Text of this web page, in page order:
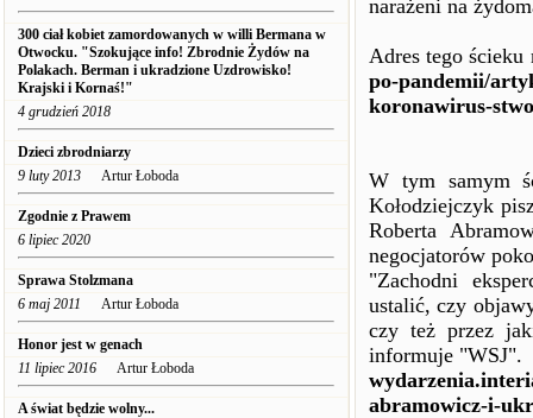
300 ciał kobiet zamordowanych w willi Bermana w
Otwocku. "Szokujące info! Zbrodnie Żydów na
Polakach. Berman i ukradzione Uzdrowisko!
Krajski i Kornaś!"
4 grudzień 2018
Dzieci zbrodniarzy
9 luty 2013 Artur Łoboda
Zgodnie z Prawem
6 lipiec 2020
Sprawa Stolzmana
6 maj 2011 Artur Łoboda
Honor jest w genach
11 lipiec 2016 Artur Łoboda
A świat będzie wolny...
narażeni na
Adres tego
po-pandemii/
koronawirus-
W tym samym
Kołodziejczyk
Roberta
negocjatorów
"Zachodni
ustalić, czy
czy też przez
informuje "WSJ".
abramowicz-i-